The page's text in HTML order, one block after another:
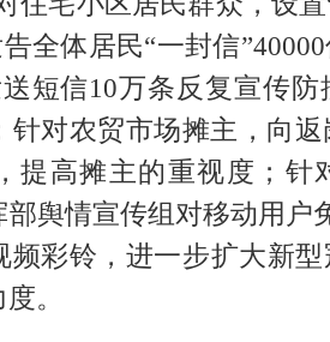
全体居民“一封信
短信10万条反复宣传
针对农贸市场摊主，向
提高摊主的重视度；针
部舆情宣传组对移动用户
频彩铃，进一步扩大新
。